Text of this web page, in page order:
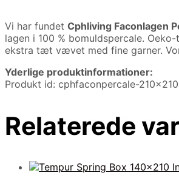
Vi har fundet Cphliving Faconlagen
lagen i 100 % bomuldspercale.
ekstra tæt vævet med fine garner.
Yderlige produktinformationer:
Produkt id: cphfaconpercale-
Relaterede